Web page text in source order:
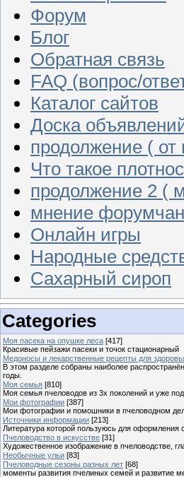
Форум
Блог
Обратная связь
FAQ (вопрос/
Каталог сайтов
Доска
продолжение ( от
Что такое
продолжение 2 (
мнение форумчан
Онлайн игры
Народные
Сахарный сироп
Categories
Моя пасека на опушке леса [417]
Красивые пейзажи пасеки и точок стационарный
Медоносы и лекарственные рецепты для
В этом разделе собраны наиболее
годы.
Моя семья [810]
Моя семья пчеловодов из 3х поколений и уже
Мои фотографии [387]
Мои фотографии и помошники в пчеловодном
Источники информации [213]
Литература которой пользуюсь для оформления
Пчеловодство в искусстве [31]
Художественное изображение в пчеловодстве,
Необычные ульи [83]
Пчеловодные сезоны разных лет [68]
моменты развития пчелиных семей и развитие